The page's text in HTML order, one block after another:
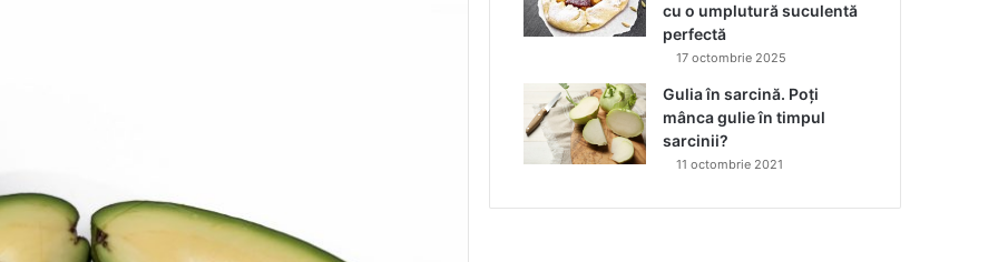
cu o umplutură suculentă
perfectă
17 octombrie 2025
Gulia în sarcină. Poți
mânca gulie în timpul
sarcinii?
11 octombrie 2021